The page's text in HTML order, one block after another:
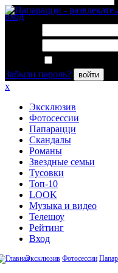
вход
Забыли пароль?
войти
x
Эксклюзив
Фотосессии
Папарацци
Скандалы
Романы
Звездные семьи
Тусовки
Топ-10
LOOK
Музыка и видео
Телешоу
Рейтинг
Вход
Эксклюзив Фотосессии